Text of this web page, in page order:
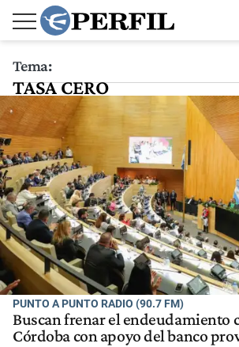
Tema:
TASA CERO
PUNTO A PUNTO RADIO (90.7 FM)
Buscan frenar el endeudamiento
Córdoba con apoyo del banco